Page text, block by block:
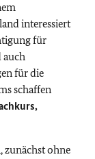
interessiert
für
auch
für die
schaffen
zunächst ohne